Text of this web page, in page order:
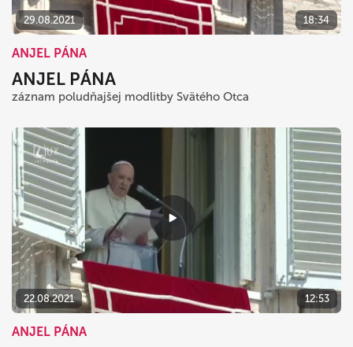
29.08.2021 18:34
ANJEL PÁNA
ANJEL PÁNA
záznam poludňajšej modlitby Svätého Otca
22.08.2021 12:53
ANJEL PÁNA